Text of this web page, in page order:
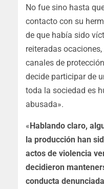
No fue sino hasta
contacto con su
de que había sido
reiteradas
canales de
decide participar de
toda la sociedad es
abusada».
«Hablando claro,
la producción han
actos de violencia
decidieron
conducta denunciada